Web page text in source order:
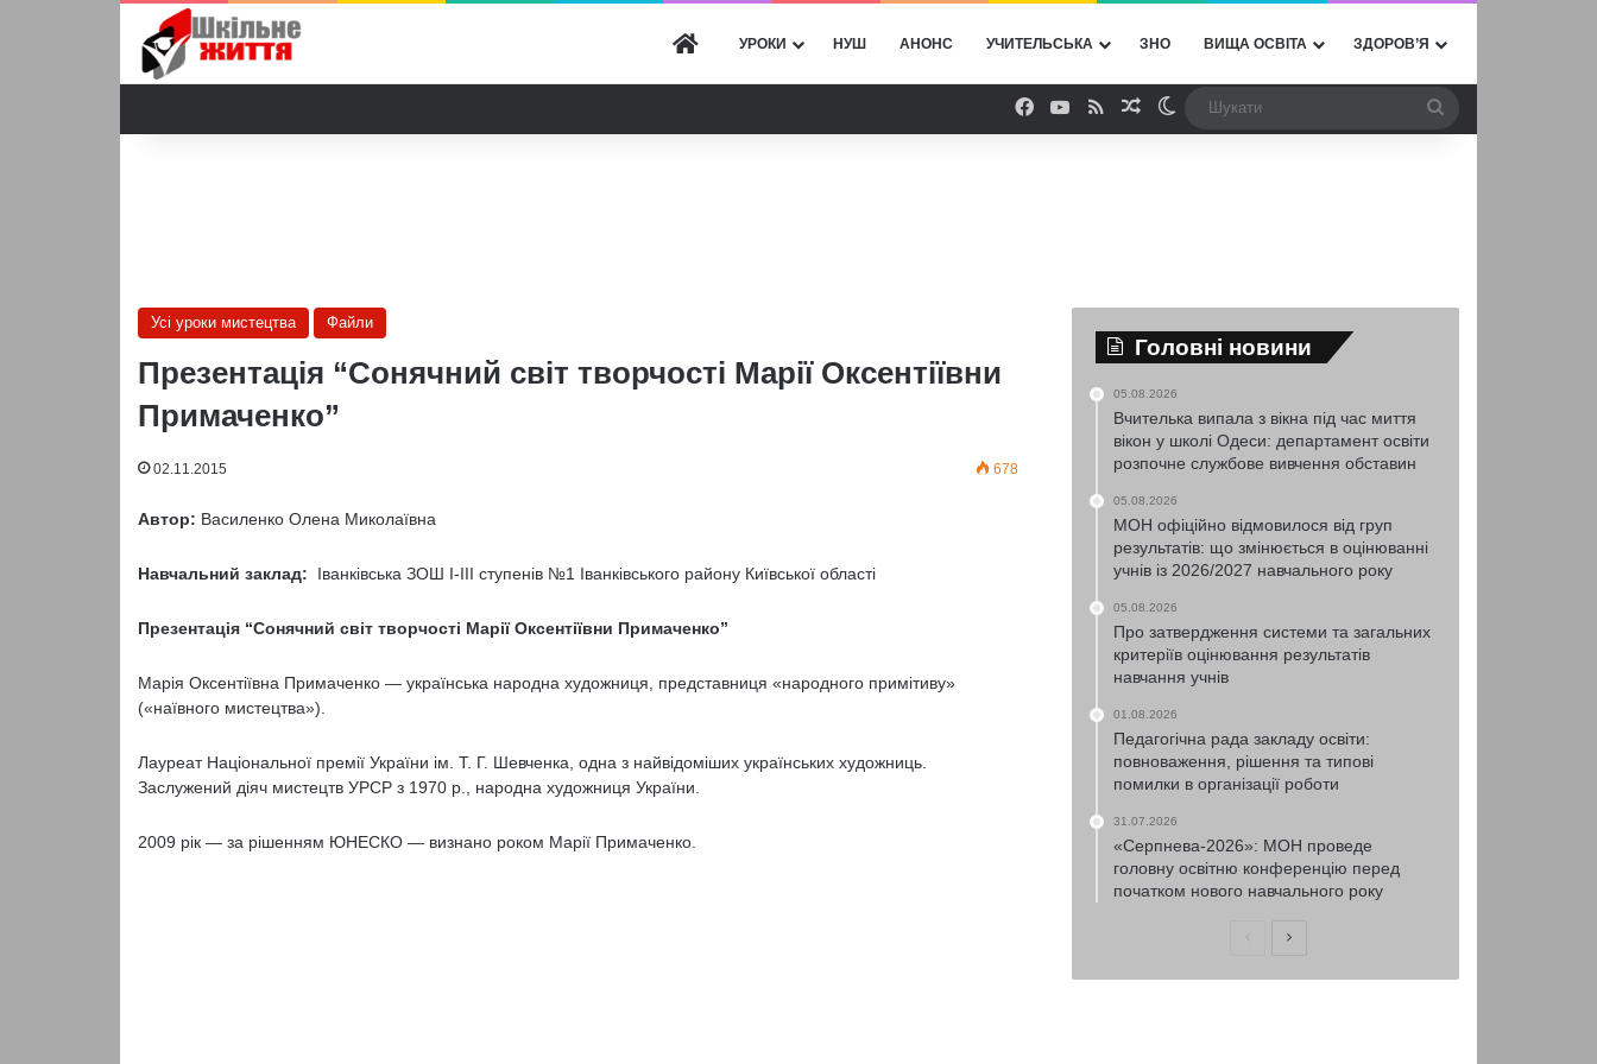
ГОЛОВНА
УРОКИ НУШ АНОНС УЧИТЕЛЬСЬКА ЗНО ВИЩА ОСВІТА ЗДОРОВ’Я
Facebook
YouTube
RSSВипадкова стаття
Switch skin
Усі уроки мистецтва Файли
Презентація “Сонячний світ творчості Марії Оксентіївни
Примаченко”
02.11.2015 678
Автор: Василенко Олена Миколаївна
Навчальний заклад: Іванківська ЗОШ І-ІІІ ступенів №1 Іванківського району Київської області
Презентація “Сонячний світ творчості Марії Оксентіївни Примаченко”
Марія Оксентіївна Примаченко — українська народна художниця, представниця «народного примітиву»
(«наївного мистецтва»).
Лауреат Національної премії України ім. Т. Г. Шевченка, одна з найвідоміших українських художниць.
Заслужений діяч мистецтв УРСР з 1970 р., народна художниця України.
2009 рік — за рішенням ЮНЕСКО — визнано роком Марії Примаченко.
Головні новини
05.08.2026
Вчителька випала з вікна під час миття
вікон у школі Одеси: департамент освіти
розпочне службове вивчення обставин
05.08.2026
МОН офіційно відмовилося від груп
результатів: що змінюється в оцінюванні
учнів із 2026/2027 навчального року
05.08.2026
Про затвердження системи та загальних
критеріїв оцінювання результатів
навчання учнів
01.08.2026
Педагогічна рада закладу освіти:
повноваження, рішення та типові
помилки в організації роботи
31.07.2026
«Серпнева-2026»: МОН проведе
головну освітню конференцію перед
початком нового навчального року
ПопередняНаступна